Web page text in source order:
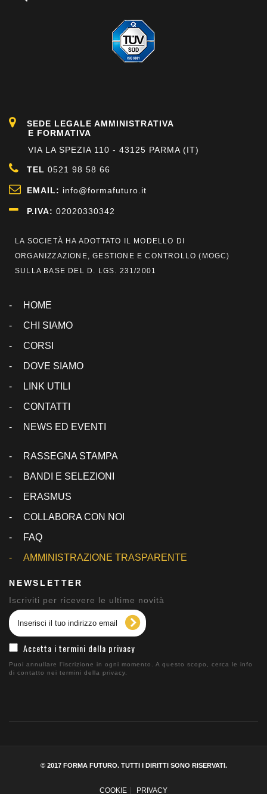
SEDE LEGALE AMMINISTRATIVA
E FORMATIVA
VIA LA SPEZIA 110 - 43125 PARMA (IT)
TEL 0521 98 58 66
EMAIL: info@formafuturo.it
P.IVA: 02020330342
LA SOCIETÀ HA ADOTTATO IL MODELLO DI
ORGANIZZAZIONE, GESTIONE E CONTROLLO ( MOGC)
SULLA BASE DEL D. LGS. 231/2001
HOME
CHI SIAMO
CORSI
DOVE SIAMO
LINK UTILI
CONTATTI
NEWS ED EVENTI
RASSEGNA STAMPA
BANDI E SELEZIONI
ERASMUS
COLLABORA CON NOI
FAQ
AMMINISTRAZIONE TRASPARENTE
NEWSLETTER
Iscriviti per ricevere le ultime novità
Accetta i termini della privacy
Puoi annullare l'iscrizione in ogni momento. A questo scopo, cerca le info
di contatto nei termini della privacy.
© 2017 FORMA FUTURO. TUTTI I DIRITTI SONO RISERVATI.
COOKIE | PRIVACY